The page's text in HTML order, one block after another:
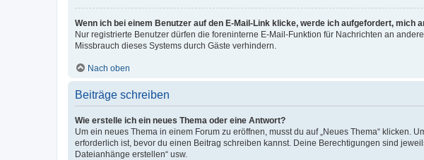
Wenn ich bei einem Benutzer auf den E-Mail-Link klicke, werde ich aufgefordert, mich
Nur registrierte Benutzer dürfen die foreninterne E-Mail-Funktion für Nachrichten an
Missbrauch dieses Systems durch Gäste verhindern.
Nach oben
Beiträge schreiben
Wie erstelle ich ein neues Thema oder eine Antwort?
Um ein neues Thema in einem Forum zu eröffnen, musst du auf „Neues Thema“ klicken.
erforderlich ist, bevor du einen Beitrag schreiben kannst. Deine Berechtigungen sind
Dateianhänge erstellen“ usw.